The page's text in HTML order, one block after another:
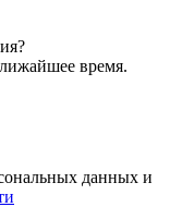
время.
данных и